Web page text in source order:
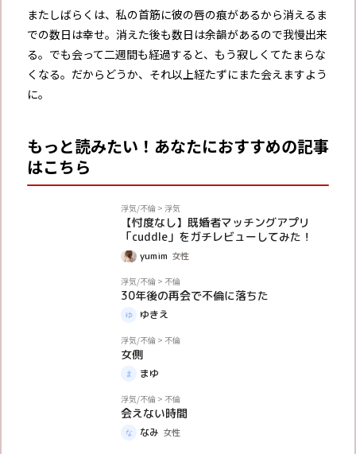
またしばらくは、私の首筋に彼の唇の痕があるから消えるま
での数日は幸せ。消えた後も数日は余韻があるので我慢出来
る。でも会って二週間も経過すると、もう寂しくてたまらな
くなる。だからどうか、それ以上経たずにまた会えますよう
に。
もっと読みたい！あなたにおすすめの記事
はこちら
浮気/不倫 > 浮気
【忖度なし】既婚者マッチングアプリ
「cuddle」をガチレビューしてみた！
yumim 女性
浮気/不倫 > 不倫
30年後の再会で不倫に落ちた
ゆきえ
浮気/不倫 > 不倫
女側
まゆ
浮気/不倫 > 不倫
会えない時間
なみ 女性